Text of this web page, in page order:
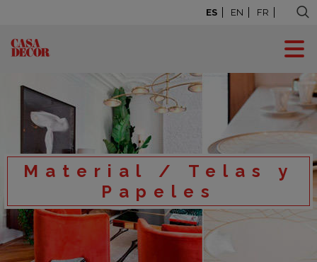
ES EN FR
Material / Telas y
Papeles